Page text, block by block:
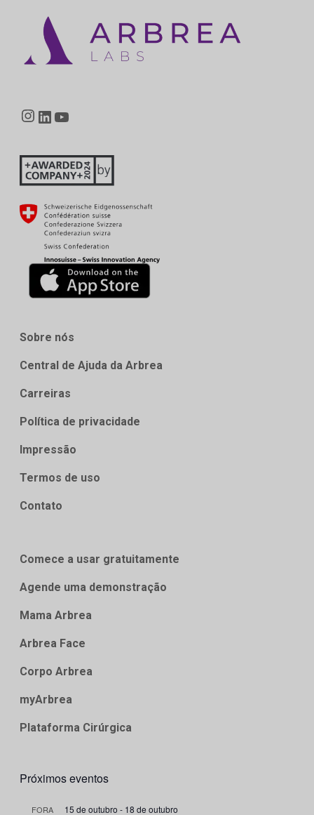
Instagram
LinkedIn
Sobre nós
Central de Ajuda da Arbrea
Carreiras
Política de privacidade
Impressão
Termos de uso
Contato
Comece a usar gratuitamente
Agende uma demonstração
Mama Arbrea
Arbrea Face
Corpo Arbrea
myArbrea
Plataforma Cirúrgica
Próximos eventos
FORA 15 de outubro - 18 de outubro